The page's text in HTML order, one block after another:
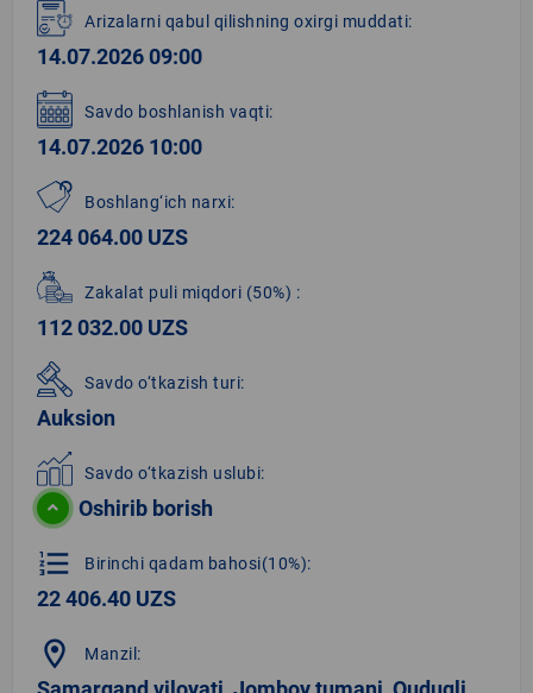
1
of
1
Arizalarni qabul qilishning oxirgi muddati:
14.07.2026 09:00
Savdo boshlanish vaqti:
14.07.2026 10:00
Boshlang‘ich narxi:
224 064.00 UZS
Zakalat puli miqdori (50%) :
112 032.00 UZS
Savdo o‘tkazish turi:
Auksion
Savdo o‘tkazish uslubi:
Oshirib borish
format_list_numbered Birinchi qadam bahosi(10%):
22 406.40 UZS
location_on Manzil: